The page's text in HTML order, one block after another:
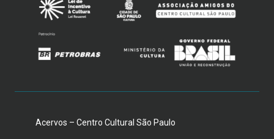
Acervos – Centro Cultural São Paulo